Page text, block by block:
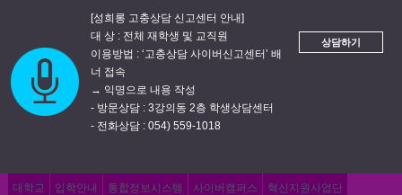
[성희롱 고충상담 신고센터 안내]
대 상 : 전체 재학생 및 교직원
이용방법 : ‘고충상담 사이버신고센터’ 배
너 접속
→ 익명으로 내용 작성
- 방문상담 : 3강의동 2층 학생상담센터
- 전화상담 : 054) 559-1018
상담하기
대학교 입학안내 통합정보시스템 사이버캠퍼스 혁신지원사업단